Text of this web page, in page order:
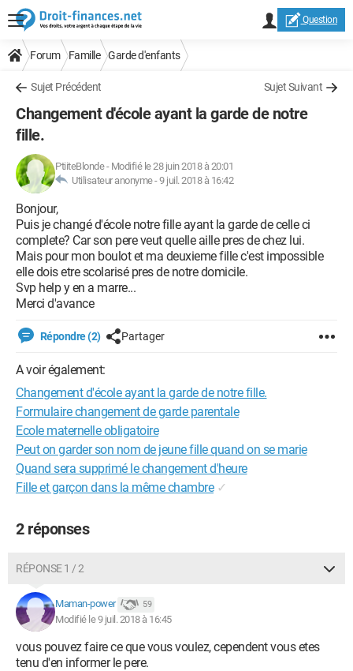
Question
Forum Famille Garde d'enfants
Sujet Précédent Sujet Suivant
Changement d'école ayant la garde de notre
fille.
PtiiteBlonde- Modifié le 28 juin 2018 à 20:01
Utilisateur anonyme -9 juil. 2018 à 16:42
Bonjour,
Puis je changé d'école notre fille ayant la garde de celle ci
complete? Car son pere veut quelle aille pres de chez lui.
Mais pour mon boulot et ma deuxieme fille c'est impossible
elle dois etre scolarisé pres de notre domicile.
Svp help y en a marre...
Merci d'avance
Répondre (2) Partager
A voir également:
Changement d'école ayant la garde de notre fille.
Formulaire changement de garde parentale
Ecole maternelle obligatoire
Peut on garder son nom de jeune fille quand on se marie
Quand sera supprimé le changement d'heure
Fille et garçon dans la même chambre ✓
2 réponses
RÉPONSE 1 / 2
Maman-power 59
Modifié le 9 juil. 2018 à 16:45
vous pouvez faire ce que vous voulez, cependent vous etes
tenu d'en informer le pere.